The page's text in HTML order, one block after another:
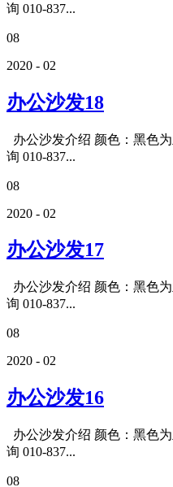
询 010-837...
08
2020 - 02
办公沙发18
办公沙发介绍 颜色：黑色
询 010-837...
08
2020 - 02
办公沙发17
办公沙发介绍 颜色：黑色
询 010-837...
08
2020 - 02
办公沙发16
办公沙发介绍 颜色：黑色
询 010-837...
08